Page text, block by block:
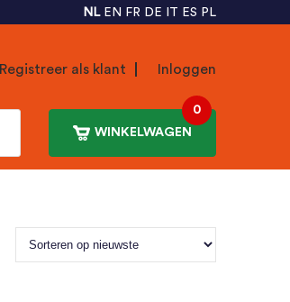
NL EN FR DE IT ES PL
Registreer als klant Inloggen
WINKELWAGEN
0